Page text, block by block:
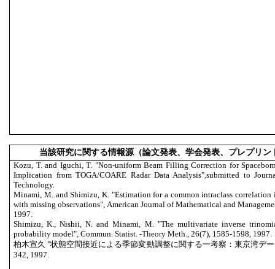
当該研究に関する情報源（論文発表、学会発表、プレプリン
Kozu, T. and Iguchi, T. "Non-uniform Beam Filling Correction for
Implication from TOGA/COARE Radar Data Analysis",submitted to
Technology.
Minami, M. and Shimizu, K. "Estimation for a common intraclass
with missing observations", American Journal of Mathematical and
1997.
Shimizu, K., Nishii, N. and Minami, M. "The multivariate inverse
probability model", Commun. Statist. -Theory Meth., 26(7), 1585-1598, 1997.
柏木宣久 "状態空間接近による季節変動調整に関する一考察：東京湾デ
342, 1997.